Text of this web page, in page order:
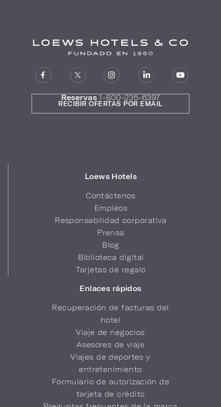
Reservas 1-800-235-6397
Loews Hotels
Contáctenos
Empleos
Responsabilidad corporativa
Prensa
Blog
Biblioteca digital
Tarjetas de regalo
Enlaces rápidos
Recuperación de facturas del
hotel
Viaje de negocios
Asesores de viaje
Viajes de deportes y
entretenimiento
Formulario de autorización de
tarjeta de crédito
RECIBIR OFERTAS POR EMAIL